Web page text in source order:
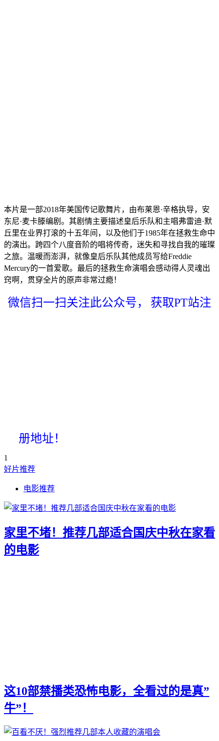
本片是一部2018年美国传记歌舞片，由布莱恩·辛格执导，安
东尼·麦卡滕编剧。其剧情主要描述皇后乐队和主唱弗雷迪·默
丘里在业界打滚的十五年间，以及他们于1985年在拯救生命中
的演出。跨四个八度音阶的唱将传奇，迷失和寻找自我的璀璨
之旅。温暖而澎湃，就像皇后乐队其他成员写给Freddie
Mercury的一首爱歌。最后的拯救生命演唱会感动得人灵魂出
窍啊，贯穿全片的原声非常过瘾！
微信扫一扫关注此公众号， 获取PT站注
册地址！
1
好片推荐
电影推荐
家里不堵！推荐几部适合国庆中秋在家看
的电影
这10部禁播类恐怖电影，全看过的是真”
牛”！